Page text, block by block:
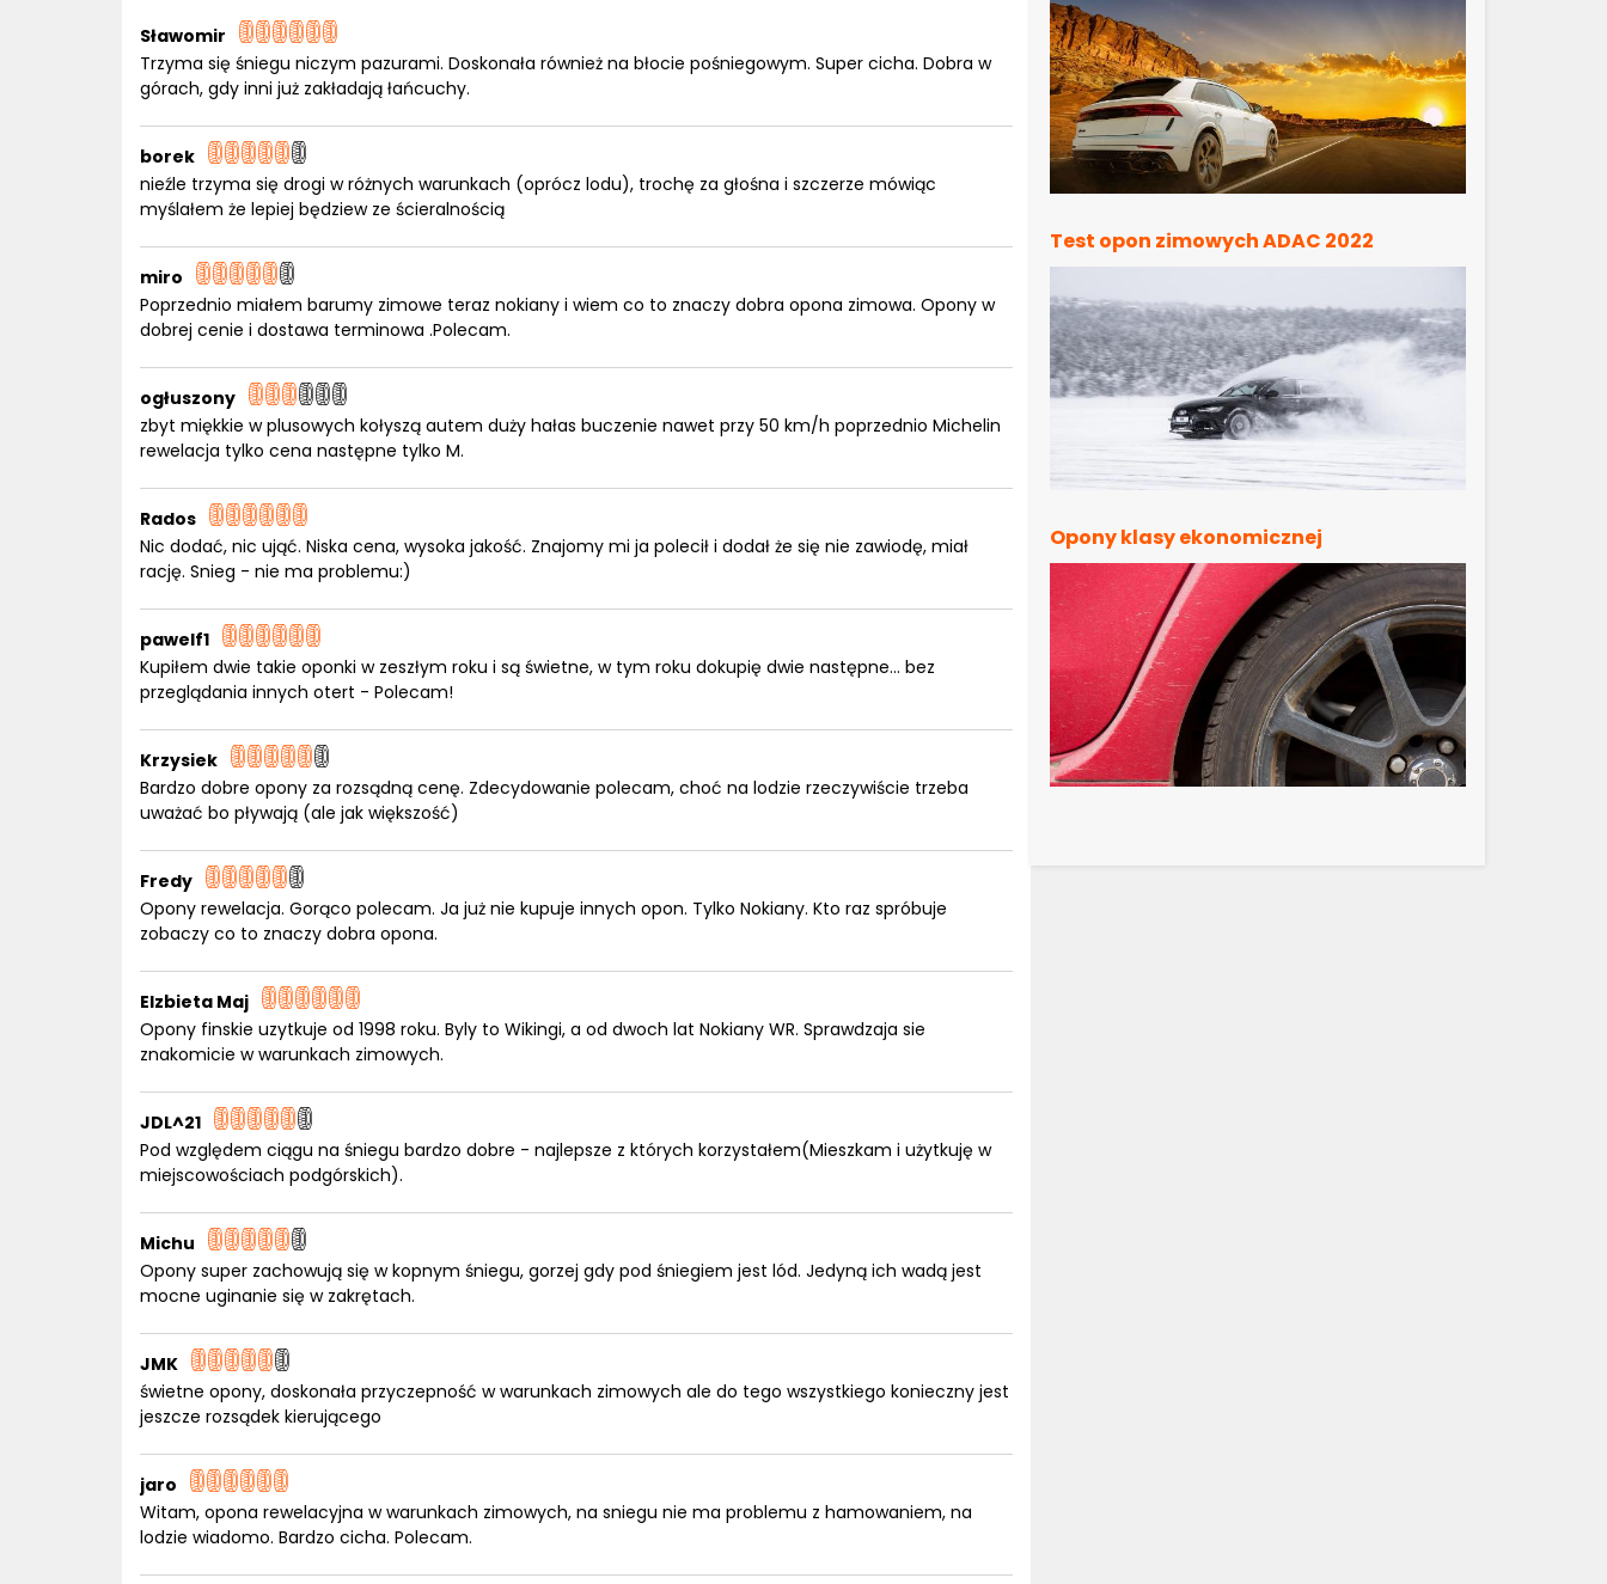
Sławomir
Trzyma się śniegu niczym pazurami. Doskonała również na błocie pośniegowym. Super cicha. Dobra w
górach, gdy inni już zakładają łańcuchy.
borek
nieźle trzyma się drogi w różnych warunkach (oprócz lodu), trochę za głośna i szczerze mówiąc
myślałem że lepiej będziew ze ścieralnością
miro
Poprzednio miałem barumy zimowe teraz nokiany i wiem co to znaczy dobra opona zimowa. Opony w
dobrej cenie i dostawa terminowa .Polecam.
ogłuszony
zbyt miękkie w plusowych kołyszą autem duży hałas buczenie nawet przy 50 km/h poprzednio Michelin
rewelacja tylko cena następne tylko M.
Rados
Nic dodać, nic ująć. Niska cena, wysoka jakość. Znajomy mi ja polecił i dodał że się nie zawiodę, miał
rację. Snieg - nie ma problemu:)
pawelf1
Kupiłem dwie takie oponki w zeszłym roku i są świetne, w tym roku dokupię dwie następne... bez
przeglądania innych otert - Polecam!
Krzysiek
Bardzo dobre opony za rozsądną cenę. Zdecydowanie polecam, choć na lodzie rzeczywiście trzeba
uważać bo pływają (ale jak większość)
Fredy
Opony rewelacja. Gorąco polecam. Ja już nie kupuje innych opon. Tylko Nokiany. Kto raz spróbuje
zobaczy co to znaczy dobra opona.
Elzbieta Maj
Opony finskie uzytkuje od 1998 roku. Byly to Wikingi, a od dwoch lat Nokiany WR. Sprawdzaja sie
znakomicie w warunkach zimowych.
JDL^21
Pod względem ciągu na śniegu bardzo dobre - najlepsze z których korzystałem(Mieszkam i użytkuję w
miejscowościach podgórskich).
Michu
Opony super zachowują się w kopnym śniegu, gorzej gdy pod śniegiem jest lód. Jedyną ich wadą jest
mocne uginanie się w zakrętach.
JMK
świetne opony, doskonała przyczepność w warunkach zimowych ale do tego wszystkiego konieczny jest
jeszcze rozsądek kierującego
jaro
Witam, opona rewelacyjna w warunkach zimowych, na sniegu nie ma problemu z hamowaniem, na
lodzie wiadomo. Bardzo cicha. Polecam.
Test opon zimowych ADAC 2022
Opony klasy ekonomicznej